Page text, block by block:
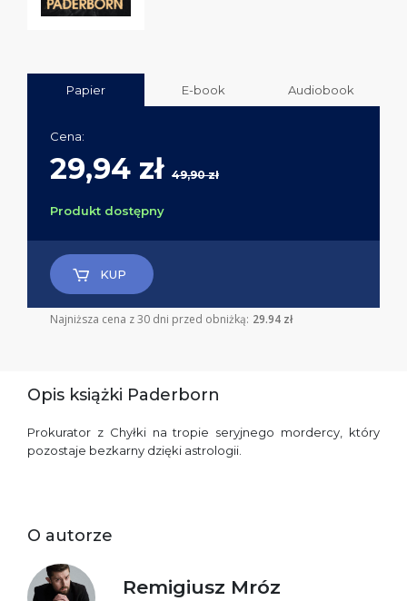
Papier E-book Audiobook
Cena:
29,94 zł 49,90 zł
Produkt dostępny
KUP
Najniższa cena z 30 dni przed obniżką: 29.94 zł
Opis książki Paderborn
Prokurator z Chyłki na tropie seryjnego mordercy, który
pozostaje bezkarny dzięki astrologii.
O autorze
Remigiusz Mróz